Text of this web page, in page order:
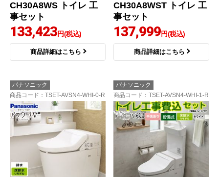
CH30A8WS トイレ 工
事セット
133,423円(税込)
商品詳細はこちら
CH30A8WST トイレ 工
事セット
137,999円(税込)
商品詳細はこちら
パナソニック
商品コード ：TSET-AVSN4-WHI-0-R
パナソニック
商品コード ：TSET-AVSN4-WHI-1-R